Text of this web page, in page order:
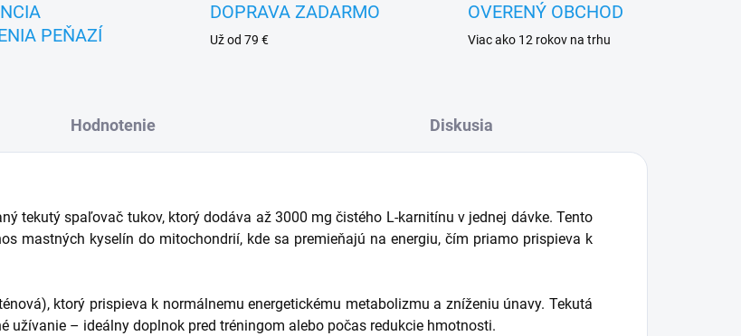
PEŇAZÍ
DOPRAVA ZADARMO
Už od 79 €
OVERENÝ OBCHOD
Viac ako 12 rokov na trhu
Hodnotenie Diskusia
tekutý spaľovač tukov, ktorý dodáva až 3000 mg čistého L-karnitínu v jednej dávke. Tento
mastných kyselín do mitochondrií, kde sa premieňajú na energiu, čím priamo prispieva k
ktorý prispieva k normálnemu energetickému metabolizmu a zníženiu únavy. Tekutá
užívanie – ideálny doplnok pred tréningom alebo počas redukcie hmotnosti.